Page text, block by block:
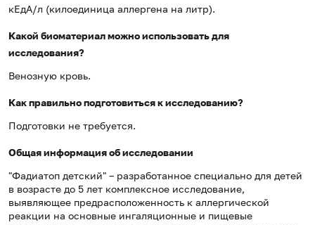
кЕдА/л (килоединица аллергена на литр).
Какой биоматериал можно использовать для
исследования?
Венозную кровь.
Как правильно подготовиться к исследованию?
Подготовки не требуется.
Общая информация об исследовании
"Фадиатоп детский" – разработанное специально для детей
в возрасте до 5 лет комплексное исследование,
выявляющее предрасположенность к аллергической
реакции на основные ингаляционные и пищевые